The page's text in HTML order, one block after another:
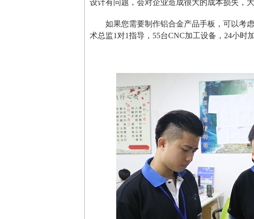
设计有问题，会对企业造成很大的成本损失，
如果您需要制作铝合金产品手板，可以考
术总监1对1指导，55台CNC加工设备，24小时